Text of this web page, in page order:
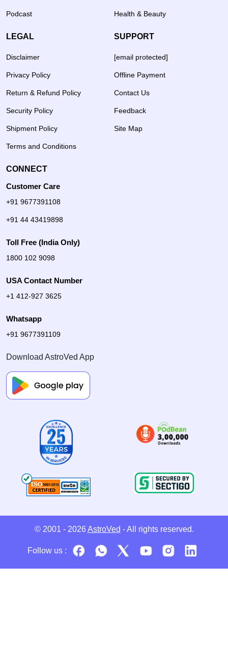
Podcast Health & Beauty
LEGAL
Disclaimer
Privacy Policy
Return & Refund Policy
Security Policy
Shipment Policy
Terms and Conditions
SUPPORT
[email protected]
Offline Payment
Contact Us
Feedback
Site Map
CONNECT
Customer Care
+91 9677391108
+91 44 43419898
Toll Free (India Only)
1800 102 9098
USA Contact Number
+1 412-927 3625
Whatsapp
+91 9677391109
Download AstroVed App
© 2001 - 2026 AstroVed - All rights reserved.
Follow us :